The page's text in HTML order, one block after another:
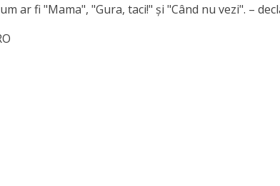
ar fi "Mama", "Gura, taci!" și "Când nu vezi". –